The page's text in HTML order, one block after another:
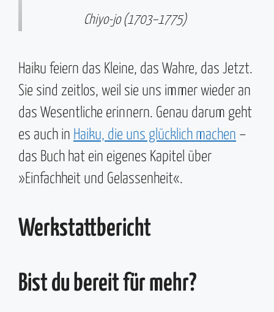
Chiyo-jo (1703–1775)
Haiku feiern das Kleine, das Wahre, das Jetzt.
Sie sind zeitlos, weil sie uns immer wieder an
das Wesentliche erinnern. Genau darum geht
es auch in Haiku, die uns glücklich machen –
das Buch hat ein eigenes Kapitel über
»Einfachheit und Gelassenheit«.
Werkstattbericht
Bist du bereit für mehr?